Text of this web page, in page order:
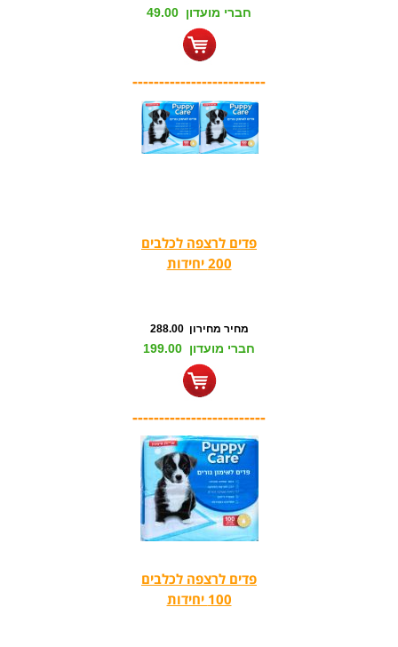
חברי מועדון 49.00
-------------------------
פדים לרצפה לכלבים
200 יחידות
מחיר מחירון 288.00
חברי מועדון 199.00
-------------------------
פדים לרצפה לכלבים
100 יחידות